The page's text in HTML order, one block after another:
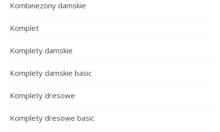
Kombinezony damskie
Komplet
Komplety damskie
Komplety damskie basic
Komplety dresowe
Komplety dresowe basic